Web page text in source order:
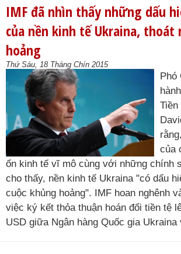
IMF đã nhìn thấy những dấu
của nền kinh tế Ukraina, thoát
hoảng
Thứ Sáu, 18 Tháng Chín 2015
Phó
của
ổn kinh tế vĩ mô cùng với những chính
cho thấy, nền kinh tế Ukraina "có dấu
cuộc khủng hoảng". IMF hoan nghênh
việc ký kết thỏa thuận hoán đổi tiền tệ
USD giữa Ngân hàng Quốc gia Ukraina